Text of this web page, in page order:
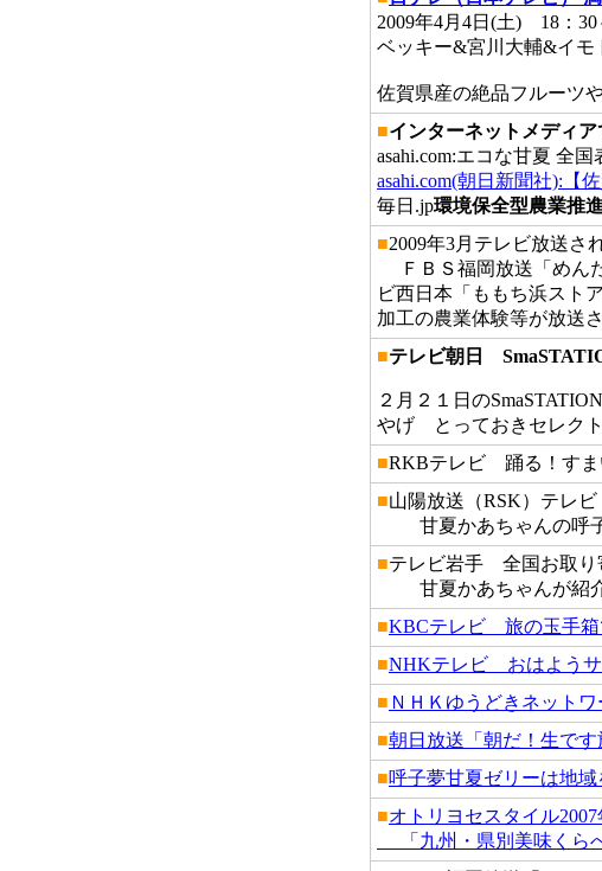
2009年4月4日(土) 18：30
ベッキー&宮川大輔&イモ
佐賀県産の絶品フルーツ
■インターネットメディア
asahi.com:エコな甘夏 全
asahi.com(朝日新聞社):【
毎日.jp環境保全型農業推進
■2009年3月テレビ放送さ
ＦＢＳ福岡放送「めん
ビ西日本「ももち浜スト
加工の農業体験等が放送
■テレビ朝日
２月２１日の
やげ とっておきセレク
■RKBテレビ 踊る！す
■山陽放送（RSK）テレ
甘夏かあちゃんの呼子
■テレビ岩手 全国お取り
甘夏かあちゃんが紹
■KBCテレビ 旅の玉手箱
■NHKテレビ おはようサ
■ ＮＨＫゆうどきネット
■朝日放送「朝だ！生で
■呼子夢甘夏ゼリーは地
■オトリヨセスタイル
「九州・県別美味くら